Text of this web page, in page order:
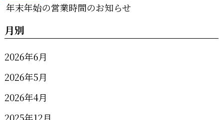
年末年始の営業時間のお知らせ
月別
2026年6月
2026年5月
2026年4月